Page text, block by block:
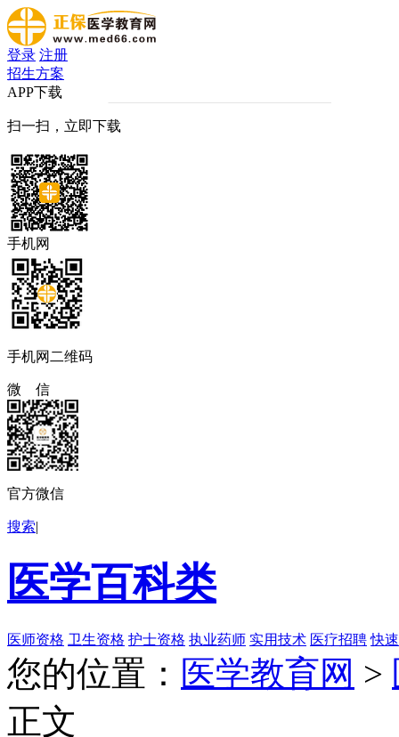
登录 注册
招生方案
APP下载
扫一扫，立即下载
手机网
手机网二维码
微 信
官方微信
搜索|
医学百科类
医师资格 卫生资格 护士资格 执业药师 实用技术 医疗招聘 快
您的位置： 医学教育网 >
正文